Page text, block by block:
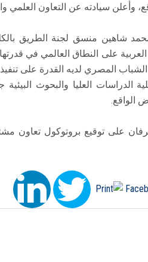
وأعلن سيادته عن التعاون العلمي
شاهين منسق لجنة الطريق
على النطاق العالمي في
المصري لديه القدرة على
الدراسات العليا والبحوث
الواقع.
على توقيع بروتوكول تعاون